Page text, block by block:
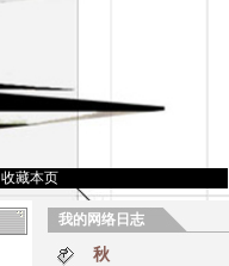
收藏本页
我的网络日志
秋